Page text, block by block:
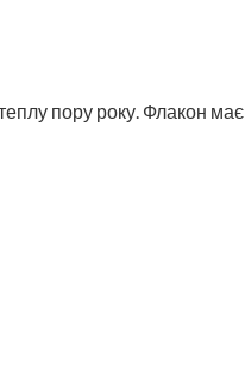
пору року. Флакон має